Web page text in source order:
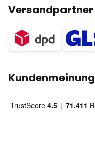
Versandpartner